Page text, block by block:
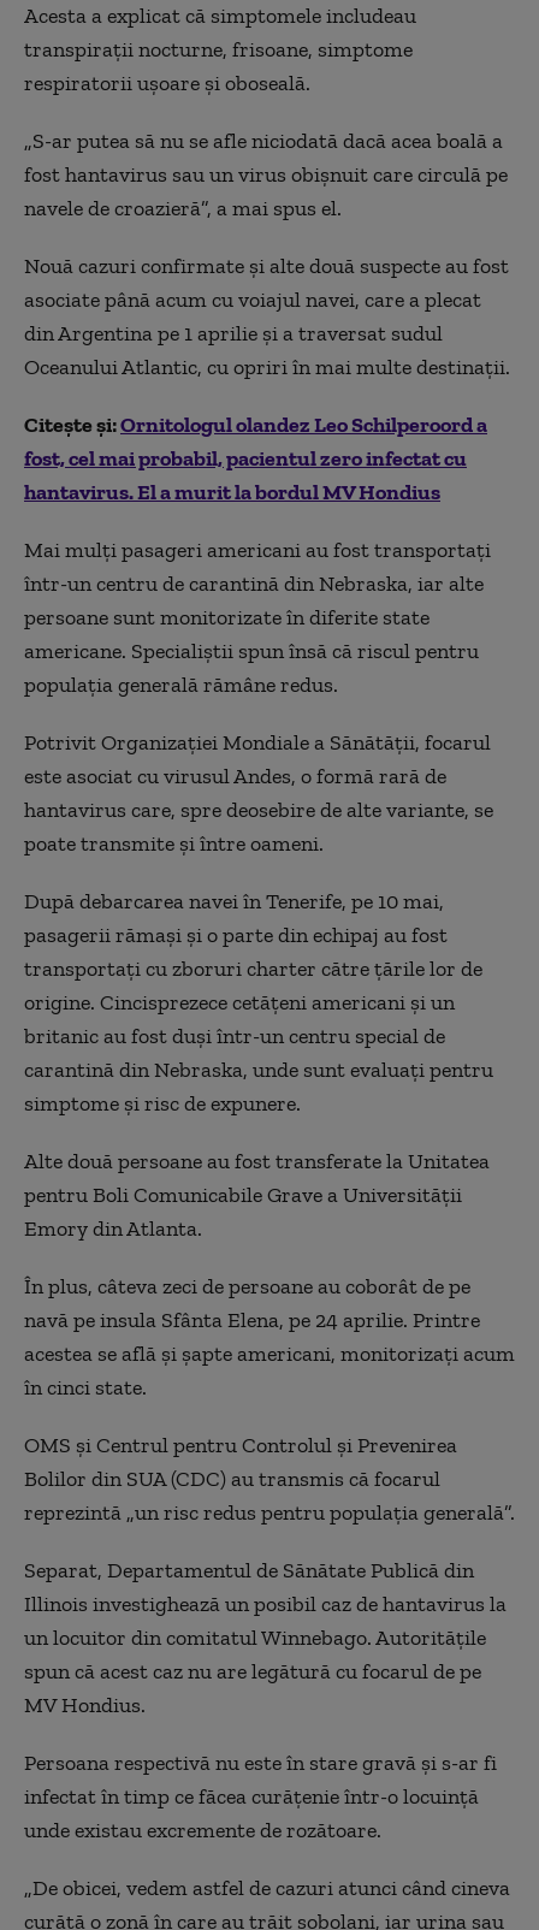
Acesta a explicat că simptomele includeau
transpirații nocturne, frisoane, simptome
respiratorii ușoare și oboseală.
„S-ar putea să nu se afle niciodată dacă acea boală a
fost hantavirus sau un virus obișnuit care circulă pe
navele de croazieră”, a mai spus el.
Nouă cazuri confirmate și alte două suspecte au fost
asociate până acum cu voiajul navei, care a plecat
din Argentina pe 1 aprilie și a traversat sudul
Oceanului Atlantic, cu opriri în mai multe destinații.
Citește și:Ornitologul olandez Leo Schilperoord a
fost, cel mai probabil, pacientul zero infectat cu
hantavirus. El a murit la bordul MV Hondius
Mai mulți pasageri americani au fost transportați
într-un centru de carantină din Nebraska, iar alte
persoane sunt monitorizate în diferite state
americane. Specialiștii spun însă că riscul pentru
populația generală rămâne redus.
Potrivit Organizației Mondiale a Sănătății, focarul
este asociat cu virusul Andes, o formă rară de
hantavirus care, spre deosebire de alte variante, se
poate transmite și între oameni.
După debarcarea navei în Tenerife, pe 10 mai,
pasagerii rămași și o parte din echipaj au fost
transportați cu zboruri charter către țările lor de
origine. Cincisprezece cetățeni americani și un
britanic au fost duși într-un centru special de
carantină din Nebraska, unde sunt evaluați pentru
simptome și risc de expunere.
Alte două persoane au fost transferate la Unitatea
pentru Boli Comunicabile Grave a Universității
Emory din Atlanta.
În plus, câteva zeci de persoane au coborât de pe
navă pe insula Sfânta Elena, pe 24 aprilie. Printre
acestea se află și șapte americani, monitorizați acum
în cinci state.
OMS și Centrul pentru Controlul și Prevenirea
Bolilor din SUA (CDC) au transmis că focarul
reprezintă „un risc redus pentru populația generală”.
Separat, Departamentul de Sănătate Publică din
Illinois investighează un posibil caz de hantavirus la
un locuitor din comitatul Winnebago. Autoritățile
spun că acest caz nu are legătură cu focarul de pe
MV Hondius.
Persoana respectivă nu este în stare gravă și s-ar fi
infectat în timp ce făcea curățenie într-o locuință
unde existau excremente de rozătoare.
„De obicei, vedem astfel de cazuri atunci când cineva
curăță o zonă în care au trăit șobolani, iar urina sau